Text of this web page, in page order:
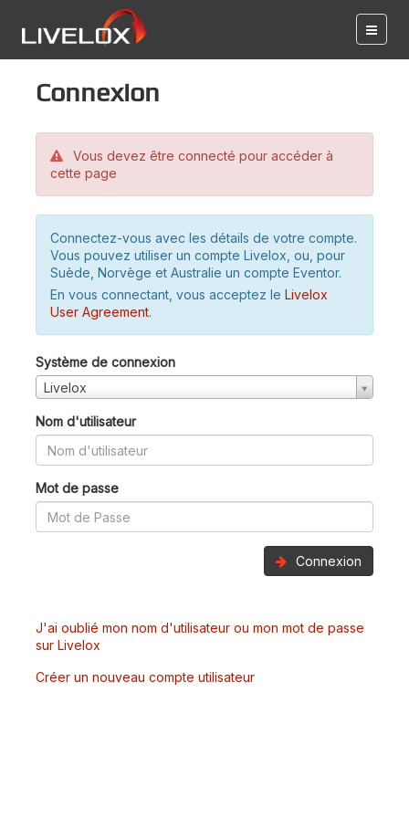
Connexion
Vous devez être connecté pour accéder à
cette page
Connectez-vous avec les détails de votre compte.
Vous pouvez utiliser un compte Livelox, ou, pour
Suède, Norvège et Australie un compte Eventor.
En vous connectant, vous acceptez le Livelox
User Agreement.
Système de connexion
Livelox
Nom d'utilisateur
Mot de passe
Connexion
J'ai oublié mon nom d'utilisateur ou mon mot de passe
sur Livelox
Créer un nouveau compte utilisateur